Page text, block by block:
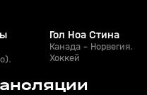
Гол Ноа Стина
Канада - Норвегия.
Хоккей